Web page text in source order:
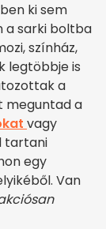
ki sem
a sarki boltba
színház,
legtöbbje is
a
meguntad a
vagy
tartani
egy
Van